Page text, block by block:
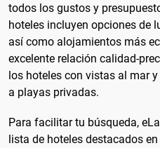
todos los gustos y
hoteles incluyen opciones de
así como alojamientos más
excelente relación calidad-
los hoteles con vistas al mar
a playas privadas.
Para facilitar tu búsqueda,
lista de hoteles destacados